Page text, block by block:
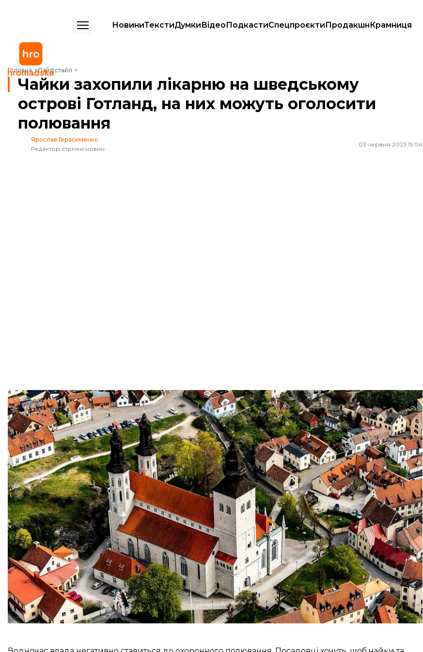
НовиниТекстиДумкиВідеоПодкастиСпецпроєктиПродакшнКрамниця
Головна Лайфстайл
Чайки захопили лікарню на шведському острові Готланд, на них можуть оголосити полювання
Чайки захопили лікарню на шведському
острові Готланд, на них можуть оголосити
полювання
Ярослав Герасименко
Редактор стрічки новин
03 червня 2023 15:04
Ілюстративне фото. Вісбю — найбільше місто й адміністративний центр Готланду
Wikimedia / LGfoto
У Швеції на острові Готланд за рік значно зросла кількість чайок. Близько 100 птахів оселилися на
вертолітному майданчику лікарні міста Вісбю, що загрожує авіакатастрофою.
Про це повідомляє фінський суспільний мовникYleз посиланням на шведські виданняHela
GotlandтаAftonbladet.
Зграї чайок також можна побачити в інших районах лікарні. Місцева влада наголошує, що ситуація
серйозна. Спеціальні відлякувачі та шипи не допомагають.
Чиновники також побоюються, що зграї чайок, які оселилися на вертолітному майданчику, можуть
стати причиною аварії гелікоптера.